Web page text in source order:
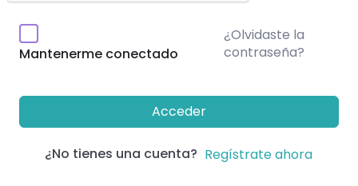
Mantenerme conectado
¿Olvidaste la
contraseña?
Acceder
¿No tienes una cuenta? Regístrate ahora